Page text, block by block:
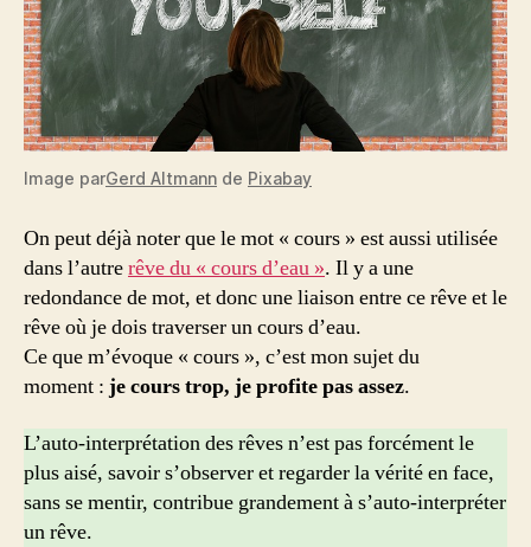
Image parGerd Altmann de Pixabay
On peut déjà noter que le mot « cours » est aussi utilisée
dans l’autrerêve du « cours d’eau ». Il y a une
redondance de mot, et donc une liaison entre ce rêve et le
rêve où je dois traverser un cours d’eau.
Ce que m’évoque « cours », c’est mon sujet du
moment : je cours trop, je profite pas assez.
L’auto-interprétation des rêves n’est pas forcément le
plus aisé, savoir s’observer et regarder la vérité en face,
sans se mentir, contribue grandement à s’auto-interpréter
un rêve.